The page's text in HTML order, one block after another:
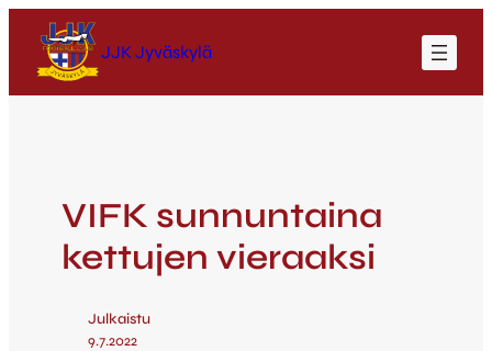
JJK Jyväskylä
VIFK sunnuntaina
kettujen vieraaksi
Julkaistu
9.7.2022